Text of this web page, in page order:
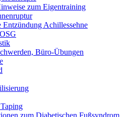
zum Eigentraining
Entzündung Achillessehne
Büro-Übungen
zum Diabetischen Fußsyndrom